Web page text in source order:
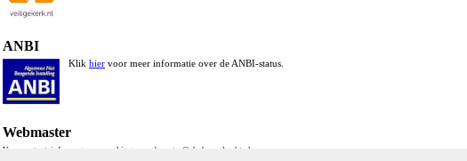
ANBI
Klik hier voor meer informatie over de ANBI-status.
Webmaster
Voor content, info, vragen, opmerkingen: webmaster@pknbarendrecht.nl